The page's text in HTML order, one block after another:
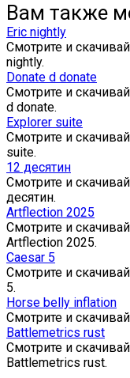
Вам также
Eric nightly
Смотрите и
nightly.
Donate d donate
Смотрите и
d donate.
Explorer suite
Смотрите и
suite.
12 десятин
Смотрите и
десятин.
Artflection 2025
Смотрите и
Artflection 2025.
Caesar 5
Смотрите и
5.
Horse belly inflation
Смотрите и
Battlemetrics rust
Смотрите и
Battlemetrics rust.